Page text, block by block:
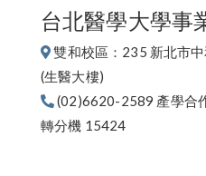
台北醫學大學事
雙和校區：235 新北市
(生醫大樓)
(02)6620-2589 產學合
轉分機 15424